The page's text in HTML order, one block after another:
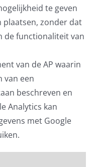
te geven
plaatsen, zonder dat
de functionaliteit van
van de AP waarin
van een
beschreven en
Analytics kan
met Google